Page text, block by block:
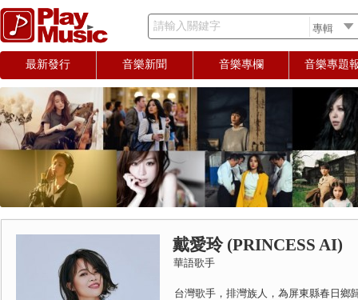
請輸入關鍵字
最新發行 音樂新聞 音樂專欄 音樂專題
戴愛玲 (PRINCESS AI)
華語歌手
台灣歌手，排灣族人，為屏東縣春日鄉